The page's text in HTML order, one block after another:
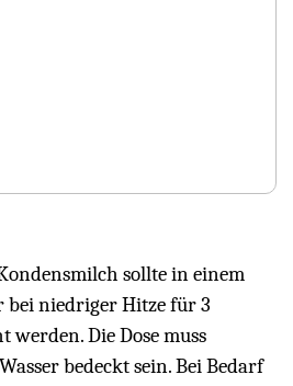
sollte in einem
bei niedriger Hitze für 3
werden. Die Dose muss
bedeckt sein. Bei Bedarf